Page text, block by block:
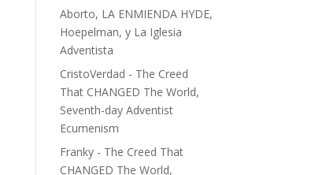
Aborto, LA ENMIENDA HYDE,
Hoepelman, y La Iglesia
Adventista
CristoVerdad - The Creed
That CHANGED The World,
Seventh-day Adventist
Ecumenism
Franky - The Creed That
CHANGED The World,